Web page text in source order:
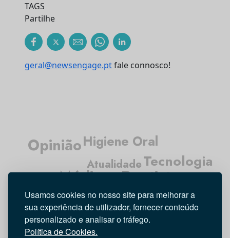
Usamos cookies no nosso site para melhorar a
sua experiência de utilizador, fornecer conteúdo
personalizado e analisar o tráfego.
Política de Cookies.
TAGS
Partilhe
geral@newsengage.ptfale connosco!
Atualidade
Médicos Dentistas
Higiene Oral
Entrevista
Opinião
Tecnologia